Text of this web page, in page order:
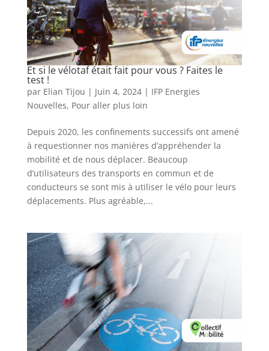
Et si le vélotaf était fait pour vous ? Faites le
test !
par Elian Tijou | Juin 4, 2024| IFP Energies
Nouvelles, Pour aller plus loin
Depuis 2020, les confinements successifs ont amené
à requestionner nos manières d’appréhender la
mobilité et de nous déplacer. Beaucoup
d’utilisateurs des transports en commun et de
conducteurs se sont mis à utiliser le vélo pour leurs
déplacements. Plus agréable,...